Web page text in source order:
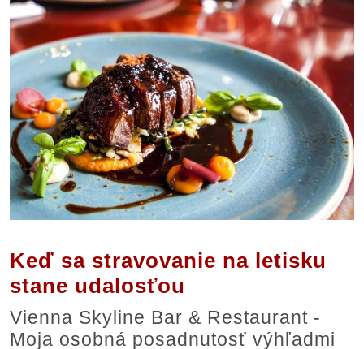
Keď sa stravovanie na letisku
stane udalosťou
Vienna Skyline Bar & Restaurant -
Moja osobná posadnutosť výhľadmi